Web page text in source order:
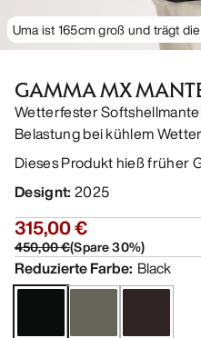
Uma ist 165cm groß und trägt
GAMMA MX
Wetterfester
Belastung bei kühlem
Dieses Produkt hieß früher
Designt: 2025
315,00 €
450,00 €(Spare30%)
Reduzierte Farbe: Black